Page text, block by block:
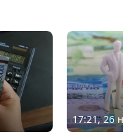
17:21, 26